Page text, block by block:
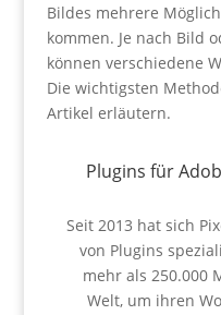
Bildes mehrere
kommen. Je nach Bild
können verschiedene
Die wichtigsten
Artikel erläutern.
Plugins für
Seit 2013 hat sich
von Plugins
mehr als 250.000
Welt, um ihren